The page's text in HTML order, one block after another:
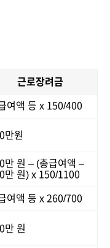
근로장려금
여액 등 x 150/400
만원
만 원 – (총급여액 –
만 원) x 150/1100
여액 등 x 260/700
만 원